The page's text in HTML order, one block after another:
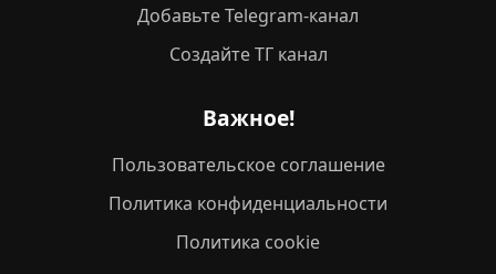
Добавьте Telegram-канал
Создайте ТГ канал
Важное!
Пользовательское соглашение
Политика конфиденциальности
Политика cookie